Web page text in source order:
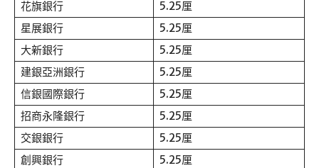
花旗銀行
5.25厘
星展銀行
5.25厘
大新銀行
5.25厘
建銀亞洲銀行
5.25厘
信銀國際銀行
5.25厘
招商永隆銀行
5.25厘
交銀銀行
5.25厘
創興銀行
5.25厘